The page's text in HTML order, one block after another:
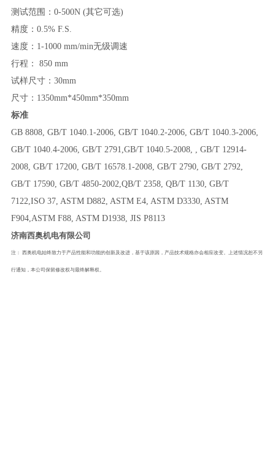
测试范围： 0-500N (其它可选)
精度： 0.5% F.S.
速度： 1-1000 mm/min无级调速
行程：
850mm
试样尺寸： 30mm
尺寸： 1350mm*450mm*350mm
标准
GB 8808, GB/T 1040.1-2006, GB/T 1040.2-2006, GB/T 1040.3-2006,
GB/T 1040.4-2006, GB/T 2791,GB/T 1040.5-2008, , GB/T 12914-
2008, GB/T 17200, GB/T 16578.1-2008, GB/T 2790, GB/T 2792,
GB/T 17590, GB/T 4850-2002,QB/T 2358, QB/T 1130, GB/T
7122,ISO 37, ASTM D882, ASTM E4, ASTM D3330, ASTM
F904,ASTM F88, ASTM D1938, JIS P8113
济南西奥机电有限公司
注： 西奥机电始终致力于产品性能和功能的创新及改进，基于该原因，产品技术规格亦会相应改变。上述情况恕不另
行通知，本公司保留修改权与最终解释权。